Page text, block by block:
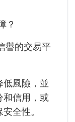
？
譽的交易平
低風險，並
和信用，或
全性。